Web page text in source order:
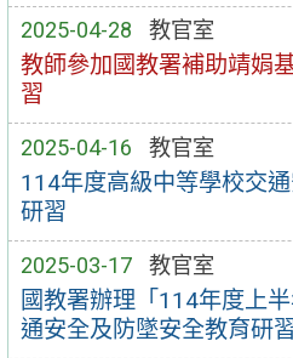
2025-04-28 教官室
教師參加國教署補助靖娟
習
2025-04-16 教官室
114年度高級中等學校交
研習
2025-03-17 教官室
國教署辦理「114年度上
通安全及防墜安全教育研